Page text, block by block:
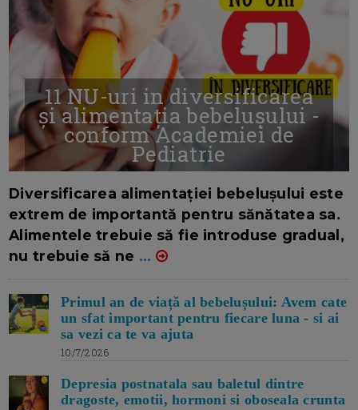
11 NU-uri in diversificarea
și alimentația bebelușului -
conform Academiei de
Pediatrie
Diversificarea alimentației bebelușului este
extrem de importantă pentru sănătatea sa.
Alimentele trebuie să fie introduse gradual,
nu trebuie să ne ...
Primul an de viață al bebelușului: Avem cate
un sfat important pentru fiecare luna - si ai
sa vezi ca te va ajuta
10/7/2026
Depresia postnatala sau baletul dintre
dragoste, emotii, hormoni si oboseala crunta